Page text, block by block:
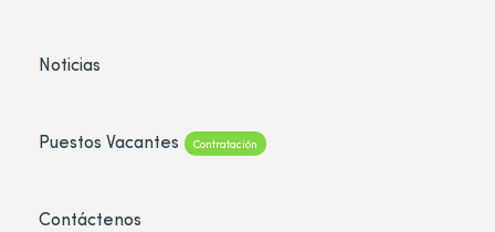
Noticias
Puestos Vacantes Contratación
Contáctenos